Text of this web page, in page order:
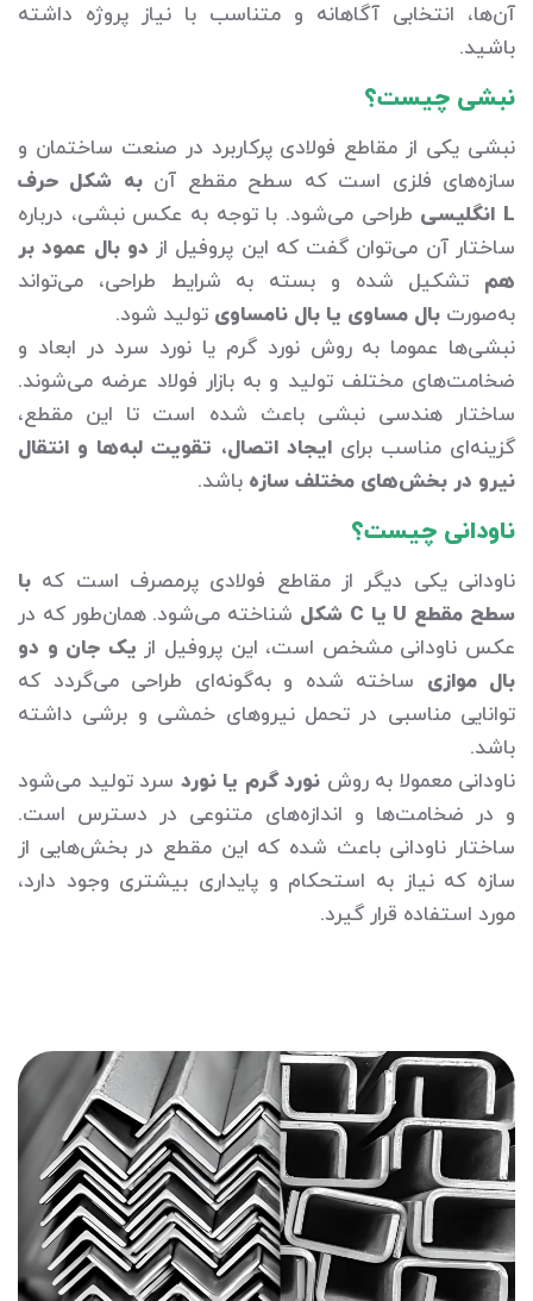
آن‌ها، انتخابی آگاهانه و متناسب با نیاز پروژه داشته
باشید.
نبشی چیست؟
نبشی یکی از مقاطع فولادی پرکاربرد در صنعت ساختمان و
سازه‌های فلزی است که سطح مقطع آنبه شکل حرف
L انگلیسی
طراحی می‌شود. با توجه به عکس نبشی، درباره
ساختار آن می‌توان گفت که این پروفیل از دو بال عمود بر
هم تشکیل شده و بسته به شرایط طراحی، می‌تواند
به‌صورت بال مساوی یا بال نامساوی تولید شود.
نبشی‌ها عموما به روش نورد گرم یا نورد سرد در ابعاد و
ضخامت‌های مختلف تولید و به بازار فولاد عرضه می‌شوند.
ساختار هندسی نبشی باعث شده است تا این مقطع،
گزینه‌ای مناسب برایایجاد اتصال، تقویت لبه‌ها و انتقال
نیرو در بخش‌های مختلف سازه باشد.
ناودانی چیست؟
ناودانی یکی دیگر از مقاطع فولادی پرمصرف است که با
سطح مقطع U یا C شکل
شناخته می‌شود. همان‌طور که در
عکس ناودانی مشخص است، این پروفیل از یک جان و دو
بال موازی ساخته شده و به‌گونه‌ای طراحی می‌گردد که
توانایی مناسبی در تحمل نیروهای خمشی و برشی داشته
باشد.
ناودانی معمولا به روش نورد گرم یا نورد سرد تولید می‌شود
و در ضخامت‌ها و اندازه‌های متنوعی در دسترس است.
ساختار ناودانی باعث شده که این مقطع در بخش‌هایی از
سازه که نیاز به استحکام و پایداری بیشتری وجود دارد،
مورد استفاده قرار گیرد.